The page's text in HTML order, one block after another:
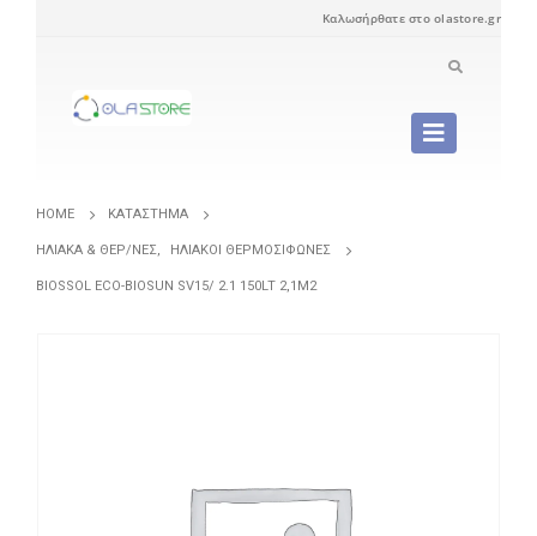
Καλωσήρθατε στο olastore.gr
HOME ΚΑΤΆΣΤΗΜΑ
ΗΛΙΑΚΆ & ΘΕΡ/ΝΕΣ, ΗΛΙΑΚΟΊ ΘΕΡΜΟΣΊΦΩΝΕΣ
BIOSSOL ECO-BIOSUN SV15/ 2.1 150LT 2,1M2